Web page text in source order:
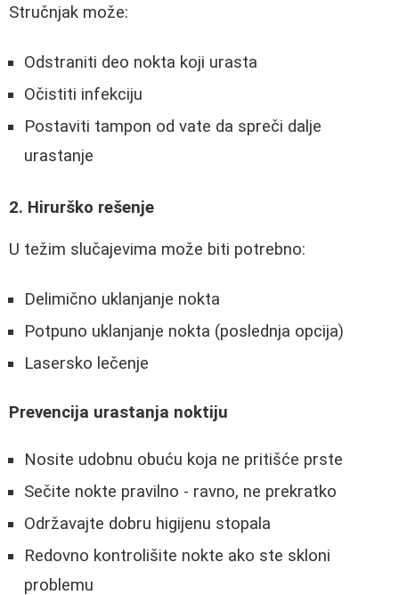
Stručnjak može:
Odstraniti deo nokta koji urasta
Očistiti infekciju
Postaviti tampon od vate da spreči dalje
urastanje
2. Hirurško rešenje
U težim slučajevima može biti potrebno:
Delimično uklanjanje nokta
Potpuno uklanjanje nokta (poslednja opcija)
Lasersko lečenje
Prevencija urastanja noktiju
Nosite udobnu obuću koja ne pritišće prste
Sečite nokte pravilno - ravno, ne prekratko
Održavajte dobru higijenu stopala
Redovno kontrolišite nokte ako ste skloni
problemu